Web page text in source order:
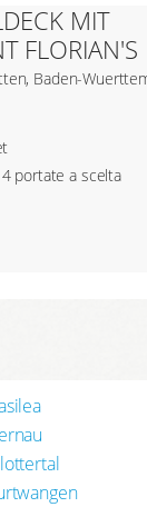
MIT
FLORIAN'S
Baden-
portate a scelta